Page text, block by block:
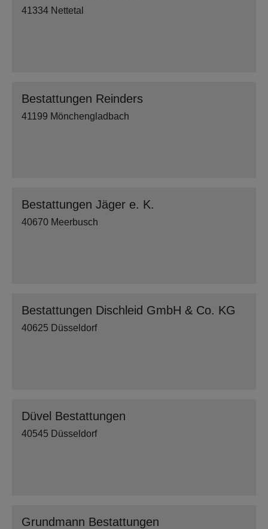
41334 Nettetal
Bestattungen Reinders
41199 Mönchengladbach
Bestattungen Jäger e. K.
40670 Meerbusch
Bestattungen Dischleid GmbH & Co. KG
40625 Düsseldorf
Düvel Bestattungen
40545 Düsseldorf
Grundmann Bestattungen